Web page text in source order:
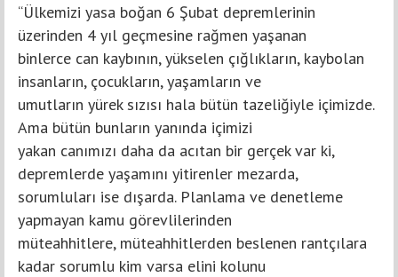
“Ülkemizi yasa boğan 6 Şubat depremlerinin
üzerinden 4 yıl geçmesine rağmen yaşanan
binlerce can kaybının, yükselen çığlıkların, kaybolan
insanların, çocukların, yaşamların ve
umutların yürek sızısı hala bütün tazeliğiyle içimizde.
Ama bütün bunların yanında içimizi
yakan canımızı daha da acıtan bir gerçek var ki,
depremlerde yaşamını yitirenler mezarda,
sorumluları ise dışarda. Planlama ve denetleme
yapmayan kamu görevlilerinden
müteahhitlere, müteahhitlerden beslenen rantçılara
kadar sorumlu kim varsa elini kolunu